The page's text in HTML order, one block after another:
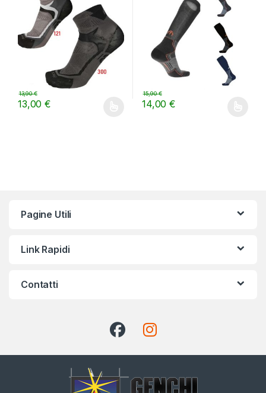
13,00€
13,90€
Questo prodotto ha più varianti. Le opzioni possono essere
14,00€
15,90€
Questo prodotto ha più
Pagine Utili
Link Rapidi
Contatti